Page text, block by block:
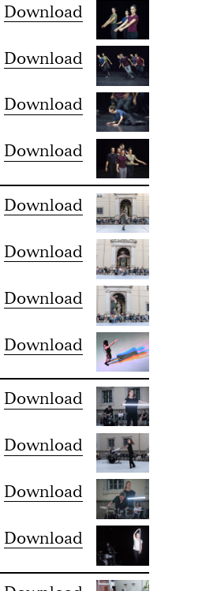
Download
Download
Download
Download
Download
Download
Download
Download
Download
Download
Download
Download